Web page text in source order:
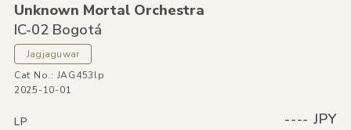
Unknown Mortal Orchestra
IC-02 Bogotá
Jagjaguwar
Cat No.: JAG453lp
2025-10-01
LP ---- JPY